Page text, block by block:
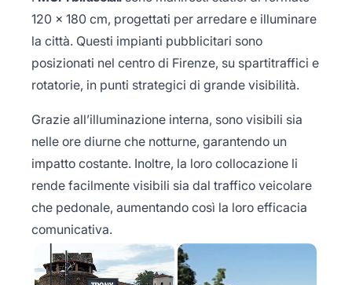
120 x 180 cm, progettati per arredare e illuminare
la città. Questi impianti pubblicitari sono
posizionati nel centro di Firenze, su spartitraffici e
rotatorie, in punti strategici di grande visibilità.
Grazie all’illuminazione interna, sono visibili sia
nelle ore diurne che notturne, garantendo un
impatto costante. Inoltre, la loro collocazione li
rende facilmente visibili sia dal traffico veicolare
che pedonale, aumentando così la loro efficacia
comunicativa.